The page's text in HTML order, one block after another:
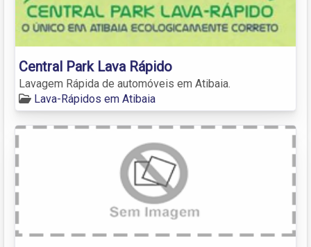
Central Park Lava Rápido
Lavagem Rápida de automóveis em Atibaia.
Lava-Rápidos em Atibaia